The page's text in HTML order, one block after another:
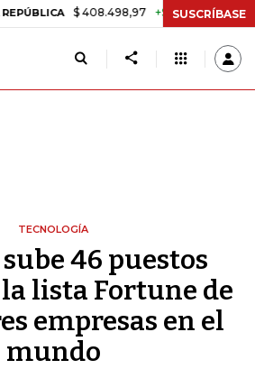
$ 408.498,97 +$ 8.753,81 +2,19%
SUSCRÍBASE
TECNOLOGÍA
46 puestos
lista Fortune de
empresas en el
mundo